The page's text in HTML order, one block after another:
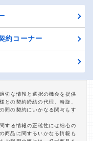
約コーナー
切な情報と選択の機会を提供
との契約締結の代理、斡旋、
間の契約にいかなる関与もす
する情報の正確性には細心の
商品に関するいかなる情報も